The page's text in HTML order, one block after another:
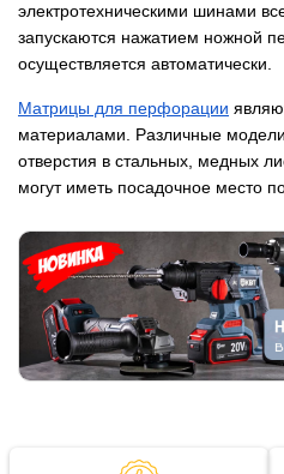
электротехническими шинами
запускаются нажатием ножной
осуществляется автоматически.
​Матрицы для перфорации
материалами. Различные
отверстия в стальных, медных
могут иметь посадочное место